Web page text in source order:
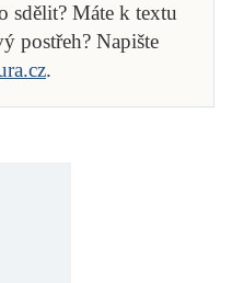
sdělit? Máte k textu
postřeh? Napište
.